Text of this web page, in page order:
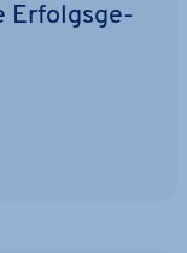
Er­folgs­ge­